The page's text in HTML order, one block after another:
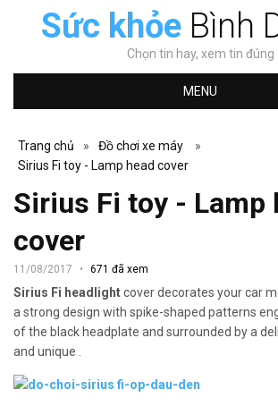
Sức khỏeBình
Chọn tin hay, xem tin đúng
MENU
Trang chủ » Đồ chơi xe máy
»
Sirius Fi toy - Lamp head cover
Sirius Fi toy - Lamp
cover
11/08/2017 671 đã xem
Sirius Fi headlightcover decorates your car
a strong design with spike-shaped patterns
of the black headplate and surrounded by a
and unique .